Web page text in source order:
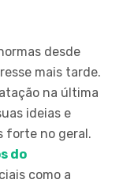
desde
mais tarde.
na última
ideias e
forte no geral.
do
como a